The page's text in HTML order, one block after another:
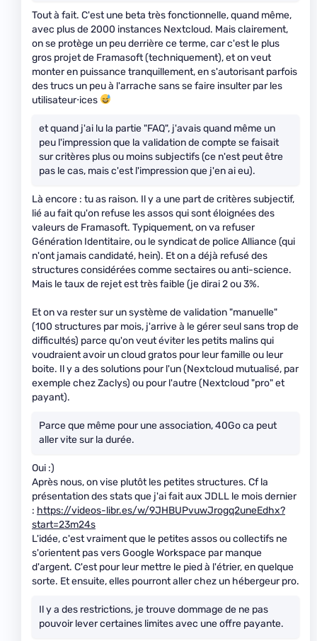
Tout à fait. C'est une beta très fonctionnelle, quand même,
avec plus de 2000 instances Nextcloud. Mais clairement,
on se protège un peu derrière ce terme, car c'est le plus
gros projet de Framasoft (techniquement), et on veut
monter en puissance tranquillement, en s'autorisant parfois
des trucs un peu à l'arrache sans se faire insulter par les
utilisateur⋅ices
et quand j'ai lu la partie "FAQ", j'avais quand même un
peu l'impression que la validation de compte se faisait
sur critères plus ou moins subjectifs (ce n'est peut être
pas le cas, mais c'est l'impression que j'en ai eu).
Là encore : tu as raison. Il y a une part de critères subjectif,
lié au fait qu'on refuse les assos qui sont éloignées des
valeurs de Framasoft. Typiquement, on va refuser
Génération Identitaire, ou le syndicat de police Alliance (qui
n'ont jamais candidaté, hein). Et on a déjà refusé des
structures considérées comme sectaires ou anti-science.
Mais le taux de rejet est très faible (je dirai 2 ou 3%.
Et on va rester sur un système de validation "manuelle"
(100 structures par mois, j'arrive à le gérer seul sans trop de
difficultés) parce qu'on veut éviter les petits malins qui
voudraient avoir un cloud gratos pour leur famille ou leur
boite. Il y a des solutions pour l'un (Nextcloud mutualisé, par
exemple chez Zaclys) ou pour l'autre (Nextcloud "pro" et
payant).
Parce que même pour une association, 40Go ca peut
aller vite sur la durée.
Oui :)
Après nous, on vise plutôt les petites structures. Cf la
présentation des stats que j'ai fait aux JDLL le mois dernier
: https://videos-libr.es/w/9JHBUPvuwJrogq2uneEdhx?
start=23m24s
L'idée, c'est vraiment que le petites assos ou collectifs ne
s'orientent pas vers Google Workspace par manque
d'argent. C'est pour leur mettre le pied à l'étrier, en quelque
sorte. Et ensuite, elles pourront aller chez un hébergeur pro.
Il y a des restrictions, je trouve dommage de ne pas
pouvoir lever certaines limites avec une offre payante.